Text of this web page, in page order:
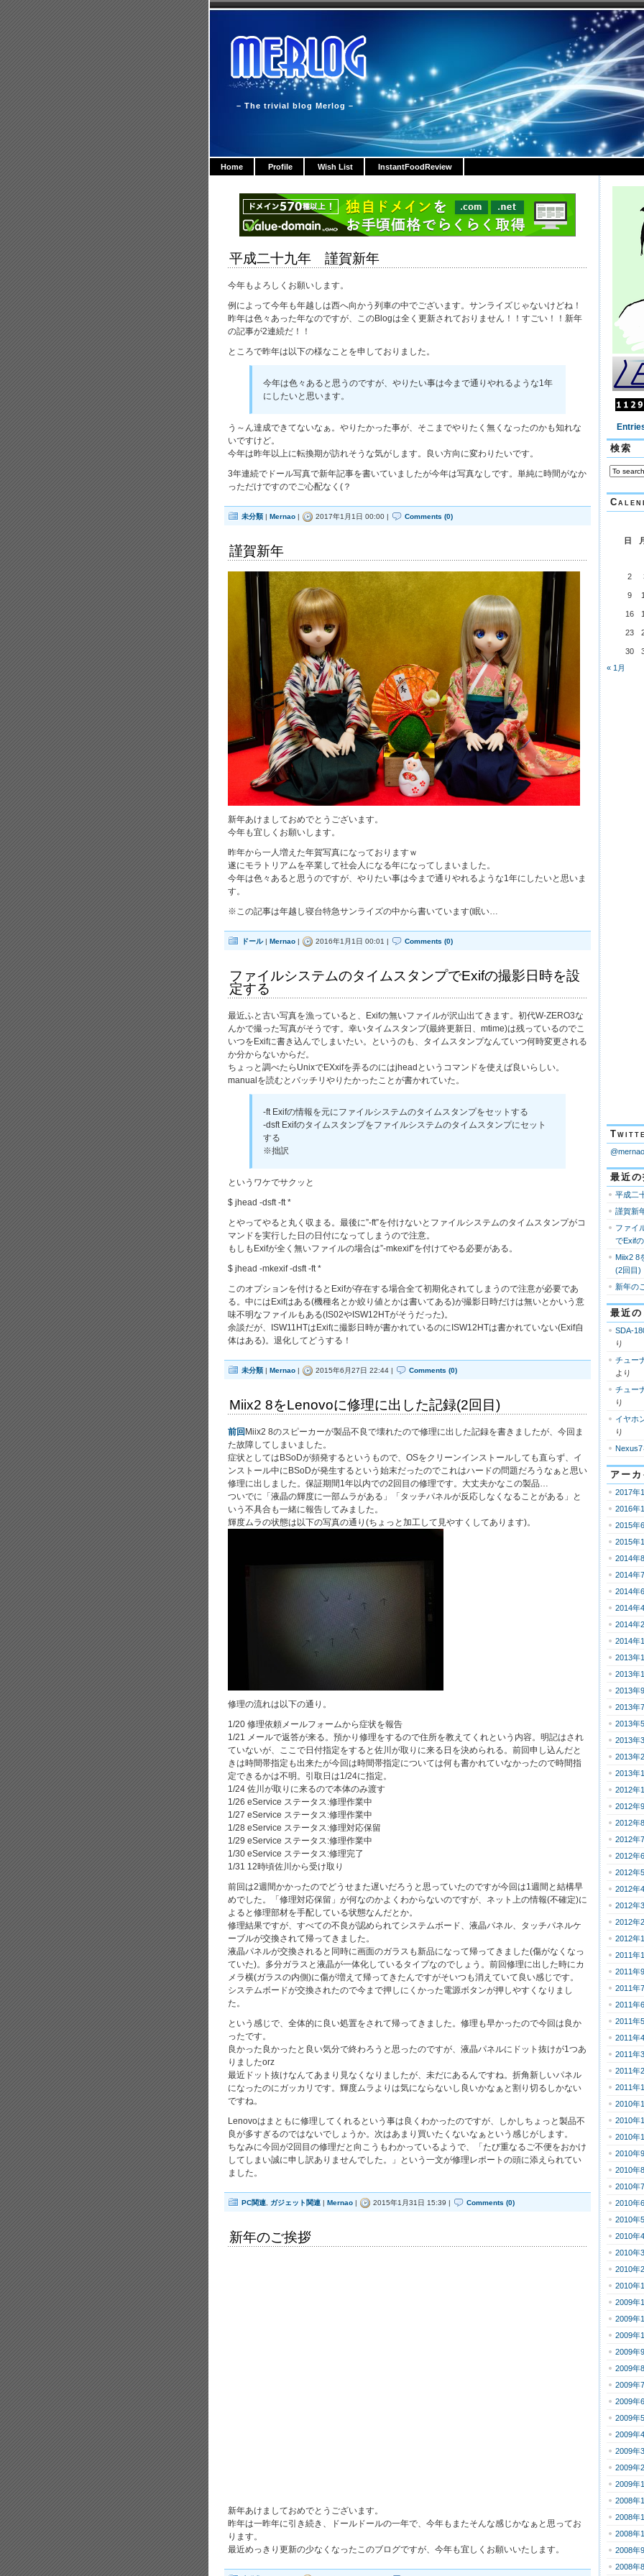
– The trivial blog Merlog –
Home Profile Wish List InstantFoodReview
平成二十九年 謹賀新年
今年もよろしくお願いします。
例によって今年も年越しは西へ向かう列車の中でございます。サンライズじゃないけどね！
昨年は色々あった年なのですが、このBlogは全く更新されておりません！！すごい！！新年
の記事が2連続だ！！
ところで昨年は以下の様なことを申しておりました。
今年は色々あると思うのですが、やりたい事は今まで通りやれるような1年
にしたいと思います。
う～ん達成できてないなぁ。やりたかった事が、そこまでやりたく無くなったのかも知れな
いですけど。
今年は昨年以上に転換期が訪れそうな気がします。良い方向に変わりたいです。
3年連続でドール写真で新年記事を書いていましたが今年は写真なしです。単純に時間がなか
っただけですのでご心配なく(？
未分類 | Mernao | 2017年1月1日 00:00 | Comments (0)
謹賀新年
新年あけましておめでとうございます。
今年も宜しくお願いします。
昨年から一人増えた年賀写真になっておりますｗ
遂にモラトリアムを卒業して社会人になる年になってしまいました。
今年は色々あると思うのですが、やりたい事は今まで通りやれるような1年にしたいと思いま
す。
※この記事は年越し寝台特急サンライズの中から書いています(眠い…
ドール| Mernao | 2016年1月1日 00:01 | Comments (0)
ファイルシステムのタイムスタンプでExifの撮影日時を設
定する
最近ふと古い写真を漁っていると、Exifの無いファイルが沢山出てきます。初代W-ZERO3な
んかで撮った写真がそうです。幸いタイムスタンプ(最終更新日、mtime)は残っているのでこ
いつをExifに書き込んでしまいたい。というのも、タイムスタンプなんていつ何時変更される
か分からないからだ。
ちょっと調べたらUnixでEXxifを弄るのにはjheadというコマンドを使えば良いらしい。
manualを読むとバッチリやりたかったことが書かれていた。
-ft Exifの情報を元にファイルシステムのタイムスタンプをセットする
-dsft Exifのタイムスタンプをファイルシステムのタイムスタンプにセット
する
※拙訳
というワケでサクッと
$ jhead -dsft -ft *
とやってやると丸く収まる。最後に”-ft”を付けないとファイルシステムのタイムスタンプがコ
マンドを実行した日の日付になってしまうので注意。
もしもExifが全く無いファイルの場合は”-mkexif”を付けてやる必要がある。
$ jhead -mkexif -dsft -ft *
このオプションを付けるとExifが存在する場合全て初期化されてしまうので注意が必要であ
る。中にはExifはある(機種名とか絞り値とかは書いてある)が撮影日時だけは無いとかいう意
味不明なファイルもある(IS02やISW12HTがそうだった)。
余談だが、ISW11HTはExifに撮影日時が書かれているのにISW12HTは書かれていない(Exif自
体はある)。退化してどうする！
未分類 | Mernao | 2015年6月27日 22:44 | Comments (0)
Miix2 8をLenovoに修理に出した記録(2回目)
前回 Miix2 8のスピーカーが製品不良で壊れたので修理に出した記録を書きましたが、今回ま
た故障してしまいました。
症状としてはBSoDが頻発するというもので、OSをクリーンインストールしても直らず、イ
ンストール中にBSoDが発生するという始末だったのでこれはハードの問題だろうなぁと思い
修理に出しました。保証期間1年以内での2回目の修理です。大丈夫かなこの製品…
ついでに「液晶の輝度に一部ムラがある」「タッチパネルが反応しなくなることがある」と
いう不具合も一緒に報告してみました。
輝度ムラの状態は以下の写真の通り(ちょっと加工して見やすくしてあります)。
修理の流れは以下の通り。
1/20 修理依頼メールフォームから症状を報告
1/21 メールで返答が来る。預かり修理をするので住所を教えてくれという内容。明記はされ
ていないが、ここで日付指定をすると佐川が取りに来る日を決められる。前回申し込んだと
きは時間帯指定も出来たが今回は時間帯指定については何も書かれていなかったので時間指
定できるかは不明。引取日は1/24に指定。
1/24 佐川が取りに来るので本体のみ渡す
1/26 eService ステータス:修理作業中
1/27 eService ステータス:修理作業中
1/28 eService ステータス:修理対応保留
1/29 eService ステータス:修理作業中
1/30 eService ステータス:修理完了
1/31 12時頃佐川から受け取り
前回は2週間かかったのでどうせまた遅いだろうと思っていたのですが今回は1週間と結構早
めでした。「修理対応保留」が何なのかよくわからないのですが、ネット上の情報(不確定)に
よると修理部材を手配している状態なんだとか。
修理結果ですが、すべての不良が認められてシステムボード、液晶パネル、タッチパネルケ
ーブルが交換されて帰ってきました。
液晶パネルが交換されると同時に画面のガラスも新品になって帰ってきました(傷がなくなっ
ていた)。多分ガラスと液晶が一体化しているタイプなのでしょう。前回修理に出した時にカ
メラ横(ガラスの内側)に傷が増えて帰ってきたんですがそいつも消えていて良い感じです。
システムボードが交換されたので今まで押しにくかった電源ボタンが押しやすくなりまし
た。
という感じで、全体的に良い処置をされて帰ってきました。修理も早かったので今回は良か
ったです。
良かった良かったと良い気分で終わろうと思ったのですが、液晶パネルにドット抜けが1つあ
りましたorz
最近ドット抜けなんてあまり見なくなりましたが、未だにあるんですね。折角新しいパネル
になったのにガッカリです。輝度ムラよりは気にならないし良いかなぁと割り切るしかない
ですね。
Lenovoはまともに修理してくれるという事は良くわかったのですが、しかしちょっと製品不
良が多すぎるのではないでしょうか。次はあまり買いたくないなぁという感じがします。
ちなみに今回が2回目の修理だと向こうもわかっているようで、「たび重なるご不便をおかけ
してしまい誠に申し訳ありませんでした。」という一文が修理レポートの頭に添えられてい
ました。
PC関連 ガジェット関連 | Mernao | 2015年1月31日 15:39 | Comments (0)
新年のご挨拶
新年あけましておめでとうございます。
昨年は一昨年に引き続き、ドールドールの一年で、今年もまたそんな感じかなぁと思ってお
ります。
最近めっきり更新の少なくなったこのブログですが、今年も宜しくお願いいたします。
検索
日
2
9
16
23
30
« 1月
最近
平成二
謹賀新
ファイ
でExif
Miix2 8
(2回目)
新年の
最近
SDA-
り
チュー
より
チュー
り
イヤホ
り
Nexus7
アー
2017年
2016年
2015年
2015年
2014年
2014年
2014年
2014年
2014年
2014年
2013年
2013年
2013年
2013年
2013年
2013年
2013年
2013年
2012年
2012年
2012年
2012年
2012年
2012年
2012年
2012年
2012年
2012年
2011年
2011年
2011年
2011年
2011年
2011年
2011年
2011年
2011年
2010年
2010年
2010年
2010年
2010年
2010年
2010年
2010年
2010年
2010年
2010年
2010年
2009年
2009年
2009年
2009年
2009年
2009年
2009年
2009年
2009年
2009年
2009年
2009年
2008年
2008年
2008年
2008年
2008年